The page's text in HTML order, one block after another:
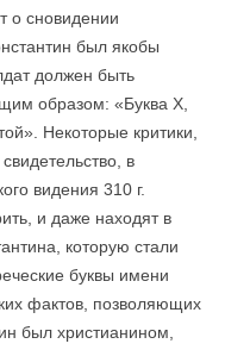
о сновидении
был якобы
должен быть
образом: «Буква X,
Некоторые критики,
в
видения 310 г.
и даже находят в
которую стали
буквы имени
фактов, позволяющих
был христианином,